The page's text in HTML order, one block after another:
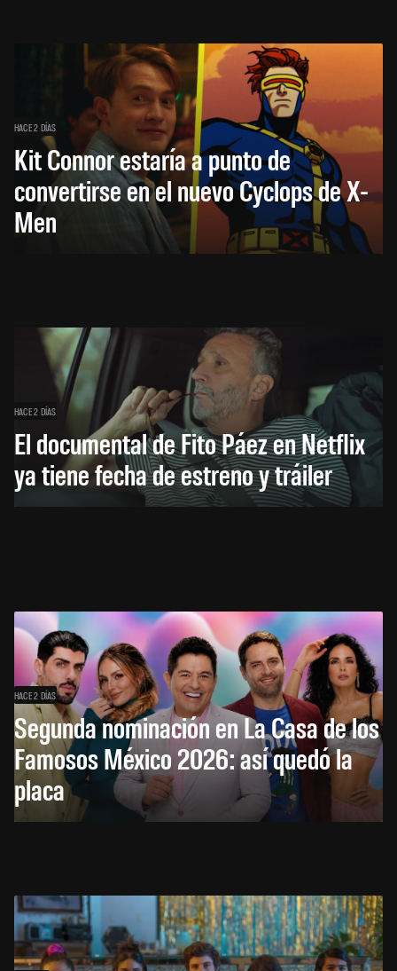
HACE 2 DÍAS
Kit Connor estaría a punto de
convertirse en el nuevo Cyclops de X-
Men
HACE 2 DÍAS
El documental de Fito Páez en Netflix
ya tiene fecha de estreno y tráiler
HACE 2 DÍAS
Segunda nominación en La Casa de los
Famosos México 2026: así quedó la
placa